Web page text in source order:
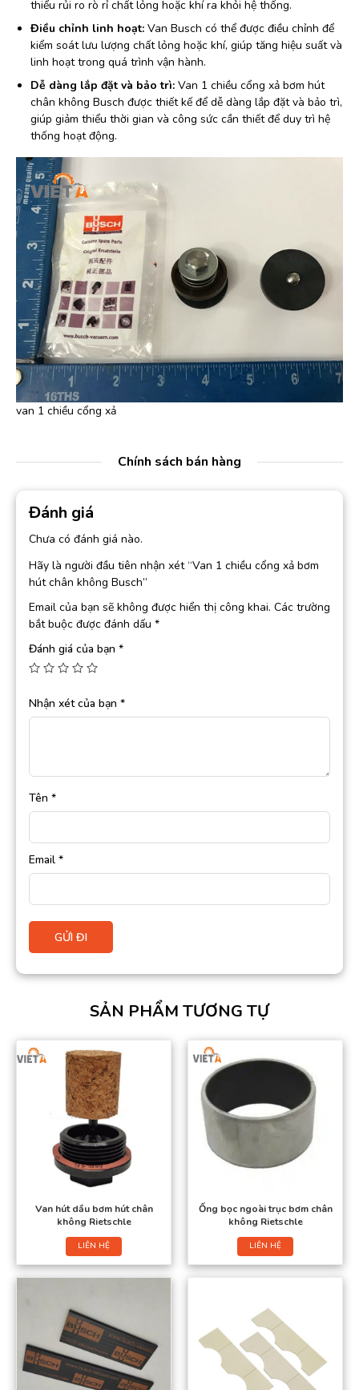
thiểu rủi ro rò rỉ chất lỏng hoặc khí ra khỏi hệ thống.
Điều chỉnh linh hoạt: Van Busch có thể được điều chỉnh để
kiểm soát lưu lượng chất lỏng hoặc khí, giúp tăng hiệu suất và
linh hoạt trong quá trình vận hành.
Dễ dàng lắp đặt và bảo trì: Van 1 chiều cổng xả bơm hút
chân không Busch được thiết kế để dễ dàng lắp đặt và bảo trì,
giúp giảm thiểu thời gian và công sức cần thiết để duy trì hệ
thống hoạt động.
van 1 chiều cổng xả
Chính sách bán hàng
Đánh giá
Chưa có đánh giá nào.
Hãy là người đầu tiên nhận xét “Van 1 chiều cổng xả bơm
hút chân không Busch”
Email của bạn sẽ không được hiển thị công khai. Các trường
bắt buộc được đánh dấu *
Đánh giá của bạn *
Nhận xét của bạn *
Tên *
Email *
SẢN PHẨM TƯƠNG TỰ
Van hút dầu bơm hút chân
không Rietschle
LIÊN HỆ
Ống bọc ngoài trục bơm chân
không Rietschle
LIÊN HỆ